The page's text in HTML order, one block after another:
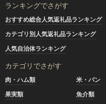
ランキングでさがす
おすすめ総合人気返礼品ランキング
カテゴリ別人気返礼品ランキング
人気自治体ランキング
カテゴリでさがす
肉・ハム類 米・パン
果実類
魚介類